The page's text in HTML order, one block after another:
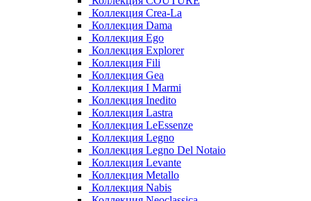
Коллекция Crea-La
Коллекция Dama
Коллекция Ego
Коллекция Explorer
Коллекция Fili
Коллекция Gea
Коллекция I Marmi
Коллекция Inedito
Коллекция Lastra
Коллекция LeEssenze
Коллекция Legno
Коллекция Legno Del Notaio
Коллекция Levante
Коллекция Metallo
Коллекция Nabis